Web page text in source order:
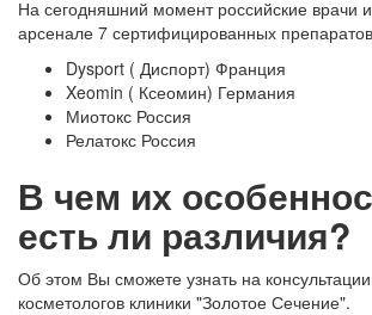
На сегодняшний момент российские врачи
арсенале 7 сертифицированных
Dysport ( Диспорт) Франция
Xeomin ( Ксеомин) Германия
Миотокс Россия
Релатокс Россия
В чем их
есть ли различия?
Об этом Вы сможете узнать на
косметологов клиники "Золотое Сечение".